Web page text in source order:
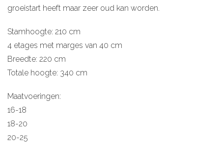
groeistart heeft maar zeer oud kan worden.
Stamhoogte: 210 cm
4 etages met marges van 40 cm
Breedte: 220 cm
Totale hoogte: 340 cm
Maatvoeringen:
16-18
18-20
20-25